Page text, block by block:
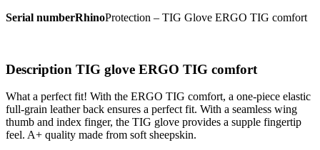
Serial numberRhinoProtection – TIG Glove ERGO TIG comfort
Description TIG glove ERGO TIG comfort
What a perfect fit! With the ERGO TIG comfort, a one-piece elastic
full-grain leather back ensures a perfect fit. With a seamless wing
thumb and index finger, the TIG glove provides a supple fingertip
feel. A+ quality made from soft sheepskin.